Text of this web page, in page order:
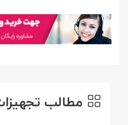
مطالب